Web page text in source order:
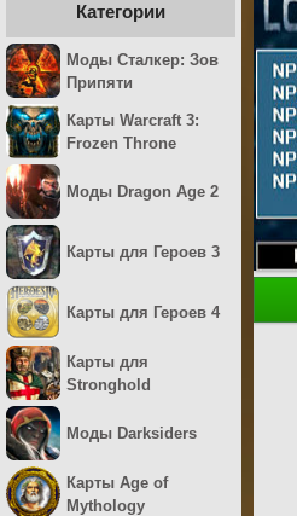
Категории
Моды Сталкер: Зов
Припяти
Карты Warcraft 3:
Frozen Throne
Моды Dragon Age 2
Карты для Героев 3
Карты для Героев 4
Карты для
Stronghold
Моды Darksiders
Карты Age of
Mythology